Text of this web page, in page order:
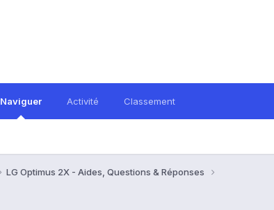
Naviguer Activité Classement
LG Optimus 2X - Aides, Questions & Réponses